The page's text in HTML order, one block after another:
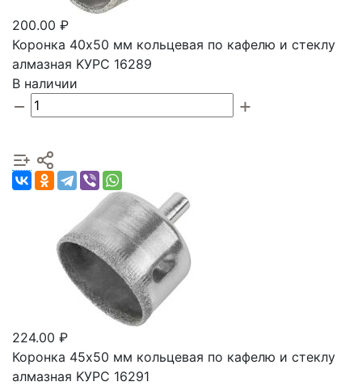
200.00 ₽
Коронка 40х50 мм кольцевая по кафелю и стеклу
алмазная KУРС 16289
В наличии
224.00 ₽
Коронка 45х50 мм кольцевая по кафелю и стеклу
алмазная KУРС 16291